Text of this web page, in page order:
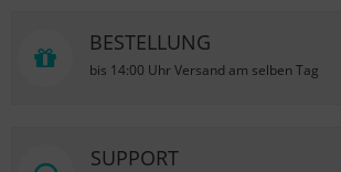
BESTELLUNG
bis 14:00 Uhr Versand am selben Tag
SUPPORT